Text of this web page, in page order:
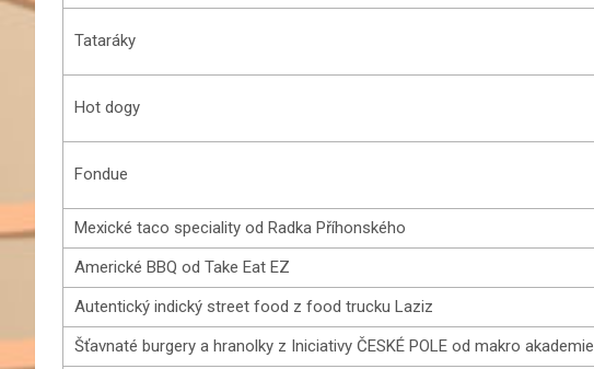
Tataráky
Hot dogy
Fondue
Mexické taco speciality od Radka Příhonského
Americké BBQ od Take Eat EZ
Autentický indický street food z food trucku Laziz
Šťavnaté burgery a hranolky z Iniciativy ČESKÉ POLE od makro akademie